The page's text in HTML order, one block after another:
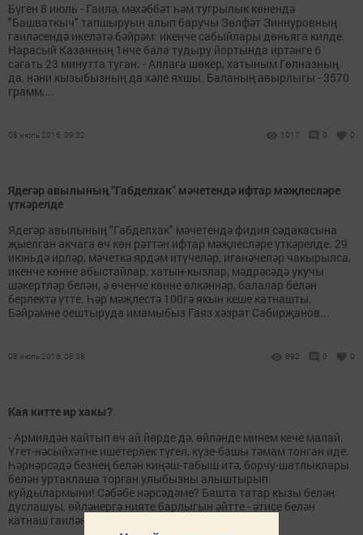
Бүген 8 июль - Гаилә, мәхәббәт һәм тугрылык көнендә
"Башваткыч" тапшыруын алып баручы Зөлфәт Зиннуровның
гаиләсендә икеләтә бәйрәм: икенче сабыйлары дөньяга килде.
Нарасый Казанның 1нче бала тудыру йортында иртәнге 6
cәгать 23 минутта туган. - Аллага шөкер, хатыным Гөлназның
да, нәни кызыбызның да хәле яхшы. Баланың авырлыгы - 3570
грамм,...
08 июль 2016, 09:32 1017 0 0
Ядегәр авылының “Габделхак” мәчетендә ифтар мәҗлесләре
үткәрелде
Ядегәр авылының "Габделхак" мәчетендә фидия сәдакасына
җыелган акчага өч көн рәттән ифтар мәҗлесләре үткәрелде. 29
июньдә ирләр, мәчеткә ярдәм итүчеләр, иганәчеләр чакырылса,
икенче көнне абыстайлар, хатын-кызлар, мәдрәсәдә укучы
шәкертләр белән, ә өченче көнне өлкәннәр, балалар белән
берлектә үтте. Һәр мәҗлестә 100гә якын кеше катнашты.
Бәйрәмне оештыруда имамыбыз Гаяз хәзрәт Сабирҗанов...
08 июль 2016, 08:38 892 0 0
Кая китте ир хакы?
- Армиядән кайтып өч ай йөрде дә, өйләнде минем кече малай.
Үгет-нәсыйхәтне ишетерлек түгел, күзе-башы тәмам тонган иде.
Һәрнәрсәдә безнең белән киңәш-табыш итә, борчу-шатлыклары
белән уртаклаша торган улыбызны алыштырып
куйдылармыни! Сәбәбе нәрсәдәме? Башта татар кызы белән
дуслашуы, өйләнергә нияте барлыгын әйтте - әтисе белән
катнаш гаиләнең бик тә четерекле икәнлеген...